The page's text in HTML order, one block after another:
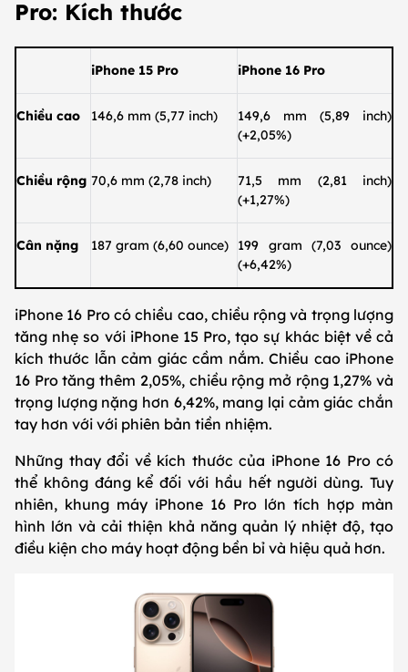
Pro: Kích thước
iPhone 15 Pro iPhone 16 Pro
Chiều cao 146,6 mm (5,77 inch)
149,6 mm (5,89 inch)
(+2,05%)
Chiều rộng 70,6 mm (2,78 inch)
71,5 mm (2,81 inch)
(+1,27%)
Cân nặng 187 gram (6,60 ounce)
199 gram (7,03 ounce)
(+6,42%)
iPhone 16 Pro có chiều cao, chiều rộng và trọng lượng
tăng nhẹ so với iPhone 15 Pro, tạo sự khác biệt về cả
kích thước lẫn cảm giác cầm nắm. Chiều cao iPhone
16 Pro tăng thêm 2,05%, chiều rộng mở rộng 1,27% và
trọng lượng nặng hơn 6,42%, mang lại cảm giác chắn
tay hơn với với phiên bản tiền nhiệm.
Những thay đổi về kích thước của iPhone 16 Pro có
thể không đáng kể đối với hầu hết người dùng. Tuy
nhiên, khung máy iPhone 16 Pro lớn tích hợp màn
hình lớn và cải thiện khả năng quản lý nhiệt độ, tạo
điều kiện cho máy hoạt động bền bỉ và hiệu quả hơn.